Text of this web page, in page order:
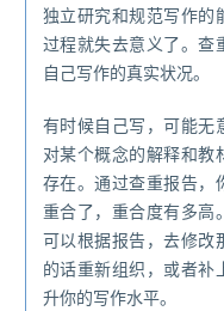
独立研究和规范写作的
过程就失去意义了。查
自己写作的真实状况。
有时候自己写，可能无
对某个概念的解释和教
存在。通过查重报告，
重合了，重合度有多高
可以根据报告，去修改
的话重新组织，或者补
升你的写作水平。